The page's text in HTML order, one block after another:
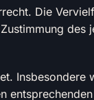
Die
des
Insbesondere